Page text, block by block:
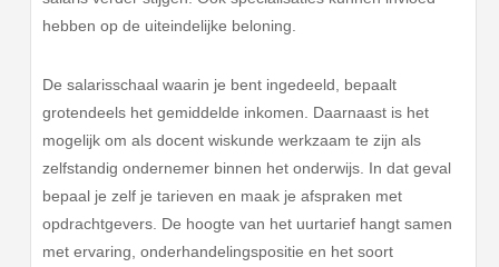
hebben op de uiteindelijke beloning.
De salarisschaal waarin je bent ingedeeld, bepaalt
grotendeels het gemiddelde inkomen. Daarnaast is het
mogelijk om als docent wiskunde werkzaam te zijn als
zelfstandig ondernemer binnen het onderwijs. In dat geval
bepaal je zelf je tarieven en maak je afspraken met
opdrachtgevers. De hoogte van het uurtarief hangt samen
met ervaring, onderhandelingspositie en het soort